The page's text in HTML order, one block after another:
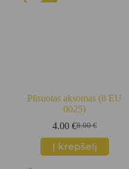
Plisuotas aksomas (8 EU
0025)
8.00€
Original
price
was:
4.00 €Current
price
is:
Į krepšelį